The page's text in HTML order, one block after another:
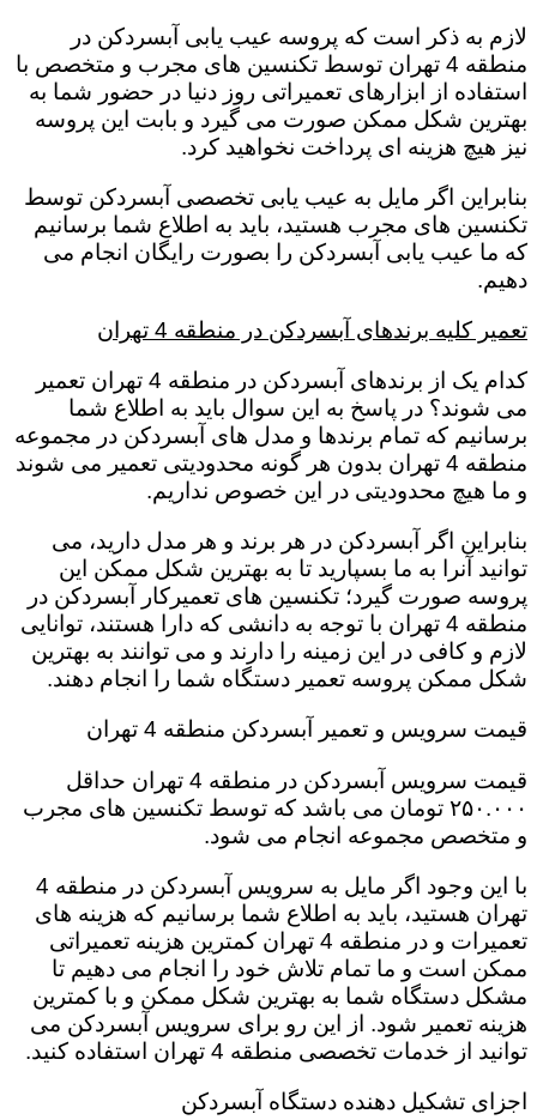
لازم به ذکر است که پروسه عیب یابی آبسردکن در
منطقه 4 تهران توسط تکنسین های مجرب و متخصص با
استفاده از ابزارهای تعمیراتی روز دنیا در حضور شما به
بهترین شکل ممکن صورت می گیرد و بابت این پروسه
نیز هیچ هزینه ای پرداخت نخواهید کرد.
بنابراین اگر مایل به عیب یابی تخصصی آبسردکن توسط
تکنسین های مجرب هستید، باید به اطلاع شما برسانیم
که ما عیب یابی آبسردکن را بصورت رایگان انجام می
دهیم.
تعمیر کلیه برندهای آبسردکن در منطقه 4 تهران
کدام یک از برندهای آبسردکن در منطقه 4 تهران تعمیر
می شوند؟ در پاسخ به این سوال باید به اطلاع شما
برسانیم که تمام برندها و مدل های آبسردکن در مجموعه
منطقه 4 تهران بدون هر گونه محدودیتی تعمیر می شوند
و ما هیچ محدودیتی در این خصوص نداریم.
بنابراین اگر آبسردکن در هر برند و هر مدل دارید، می
توانید آنرا به ما بسپارید تا به بهترین شکل ممکن این
پروسه صورت گیرد؛ تکنسین های تعمیرکار آبسردکن در
منطقه 4 تهران با توجه به دانشی که دارا هستند، توانایی
لازم و کافی در این زمینه را دارند و می توانند به بهترین
شکل ممکن پروسه تعمیر دستگاه شما را انجام دهند.
قیمت سرویس و تعمیر آبسردکن منطقه 4 تهران
قیمت سرویس آبسردکن در منطقه 4 تهران حداقل
۲۵۰.۰۰۰ تومان می باشد که توسط تکنسین های مجرب
و متخصص مجموعه انجام می شود.
با این وجود اگر مایل به سرویس آبسردکن در منطقه 4
تهران هستید، باید به اطلاع شما برسانیم که هزینه های
تعمیرات و در منطقه 4 تهران کمترین هزینه تعمیراتی
ممکن است و ما تمام تلاش خود را انجام می دهیم تا
مشکل دستگاه شما به بهترین شکل ممکن و با کمترین
هزینه تعمیر شود. از این رو برای سرویس آبسردکن می
توانید از خدمات تخصصی منطقه 4 تهران استفاده کنید.
اجزای تشکیل دهنده دستگاه آبسردکن